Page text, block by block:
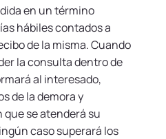
en un término
hábiles contados a
de la misma. Cuando
la consulta dentro de
al interesado,
de la demora y
se atenderá su
caso superará los